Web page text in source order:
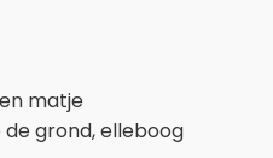
matje
grond, elleboog